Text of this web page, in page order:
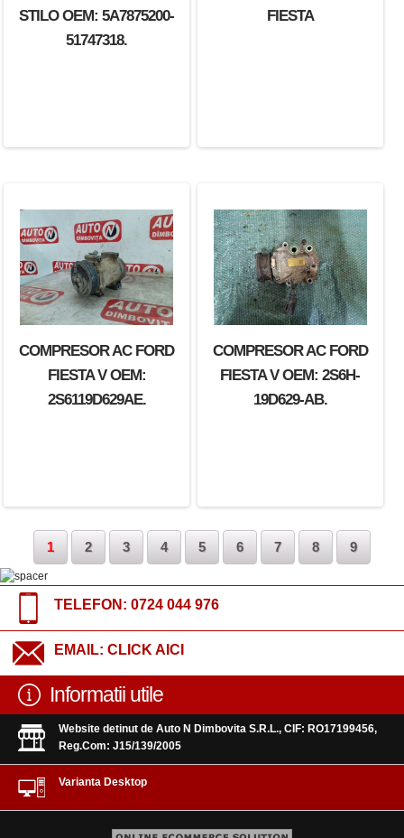
STILO OEM: 5A7875200-
51747318.
FIESTA
COMPRESOR AC FORD
FIESTA V OEM:
2S6119D629AE.
COMPRESOR AC FORD
FIESTA V OEM: 2S6H-
19D629-AB.
1 2 3 4 5 6 7 8 9
TELEFON: 0724 044 976
EMAIL: CLICK AICI
Informatii utile
Website detinut de Auto N Dimbovita S.R.L., CIF: RO17199456,
Reg.Com: J15/139/2005
Varianta Desktop